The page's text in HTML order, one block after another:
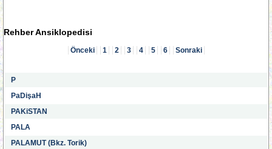
Rehber Ansiklopedisi
Önceki 1 2 3 4 5 6 Sonraki
P
PaDişaH
PAKiSTAN
PALA
PALAMUT (Bkz. Torik)